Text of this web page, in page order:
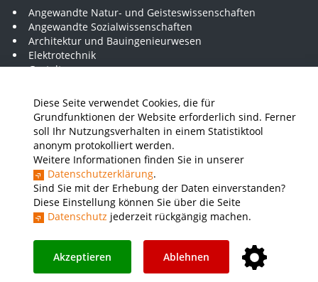
Diese Seite verwendet Cookies, die für
Grundfunktionen der Website erforderlich sind. Ferner
soll Ihr Nutzungsverhalten in einem Statistiktool
anonym protokolliert werden.
Weitere Informationen finden Sie in unserer
Datenschutzerklärung.
Sind Sie mit der Erhebung der Daten einverstanden?
Diese Einstellung können Sie über die Seite
Datenschutz jederzeit rückgängig machen.
Akzeptieren Ablehnen
Angewandte Natur- und Geisteswissenschaften
Angewandte Sozialwissenschaften
Architektur und Bauingenieurwesen
Elektrotechnik
Gestaltung
Kunststofftechnik und Vermessung
Maschinenbau
THWS Business School
Wirtschaftsingenieurwesen
Presse Stellenausschreibungen Intranet THWS Store
Instagram YouTube LinkedIn
Impressum Barrierefreiheit Datenschutz